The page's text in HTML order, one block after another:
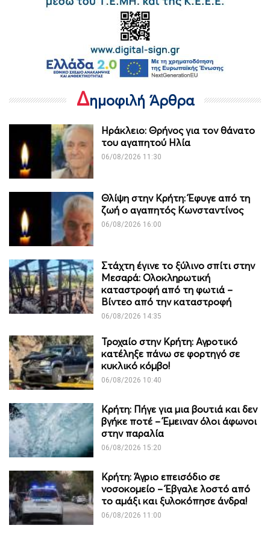
Δημοφιλή Άρθρα
Ηράκλειο: Θρήνος για τον θάνατο
του αγαπητού Ηλία
06/08/2026 11:30
Θλίψη στην Κρήτη: Έφυγε από τη
ζωή ο αγαπητός Κωνσταντίνος
06/08/2026 16:00
Στάχτη έγινε το ξύλινο σπίτι στην
Μεσαρά: Ολοκληρωτική
καταστροφή από τη φωτιά –
Βίντεο από την καταστροφή
06/08/2026 14:35
Τροχαίο στην Κρήτη: Αγροτικό
κατέληξε πάνω σε φορτηγό σε
κυκλικό κόμβο!
06/08/2026 10:40
Κρήτη: Πήγε για μια βουτιά και δεν
βγήκε ποτέ – Έμειναν όλοι άφωνοι
στην παραλία
06/08/2026 15:20
Κρήτη: Άγριο επεισόδιο σε
νοσοκομείο – Έβγαλε λοστό από
το αμάξι και ξυλοκόπησε άνδρα!
06/08/2026 11:00